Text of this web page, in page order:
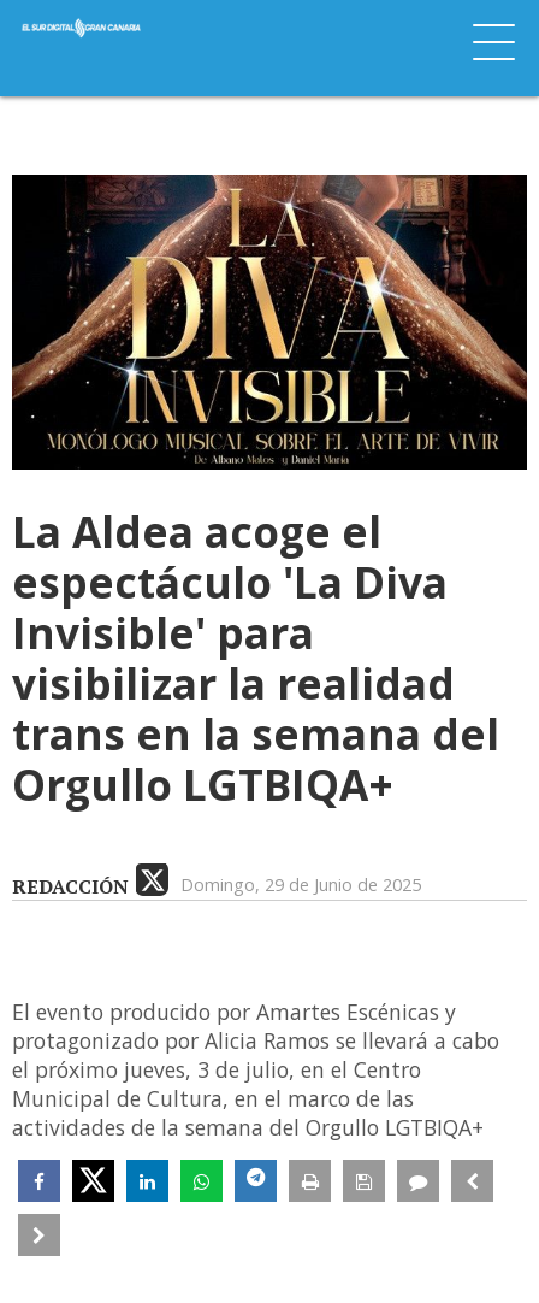
La Aldea acoge el
espectáculo 'La Diva
Invisible' para
visibilizar la realidad
trans en la semana del
Orgullo LGTBIQA+
REDACCIÓN Domingo, 29 de Junio de 2025
El evento producido por Amartes Escénicas y
protagonizado por Alicia Ramos se llevará a cabo
el próximo jueves, 3 de julio, en el Centro
Municipal de Cultura, en el marco de las
actividades de la semana del Orgullo LGTBIQA+